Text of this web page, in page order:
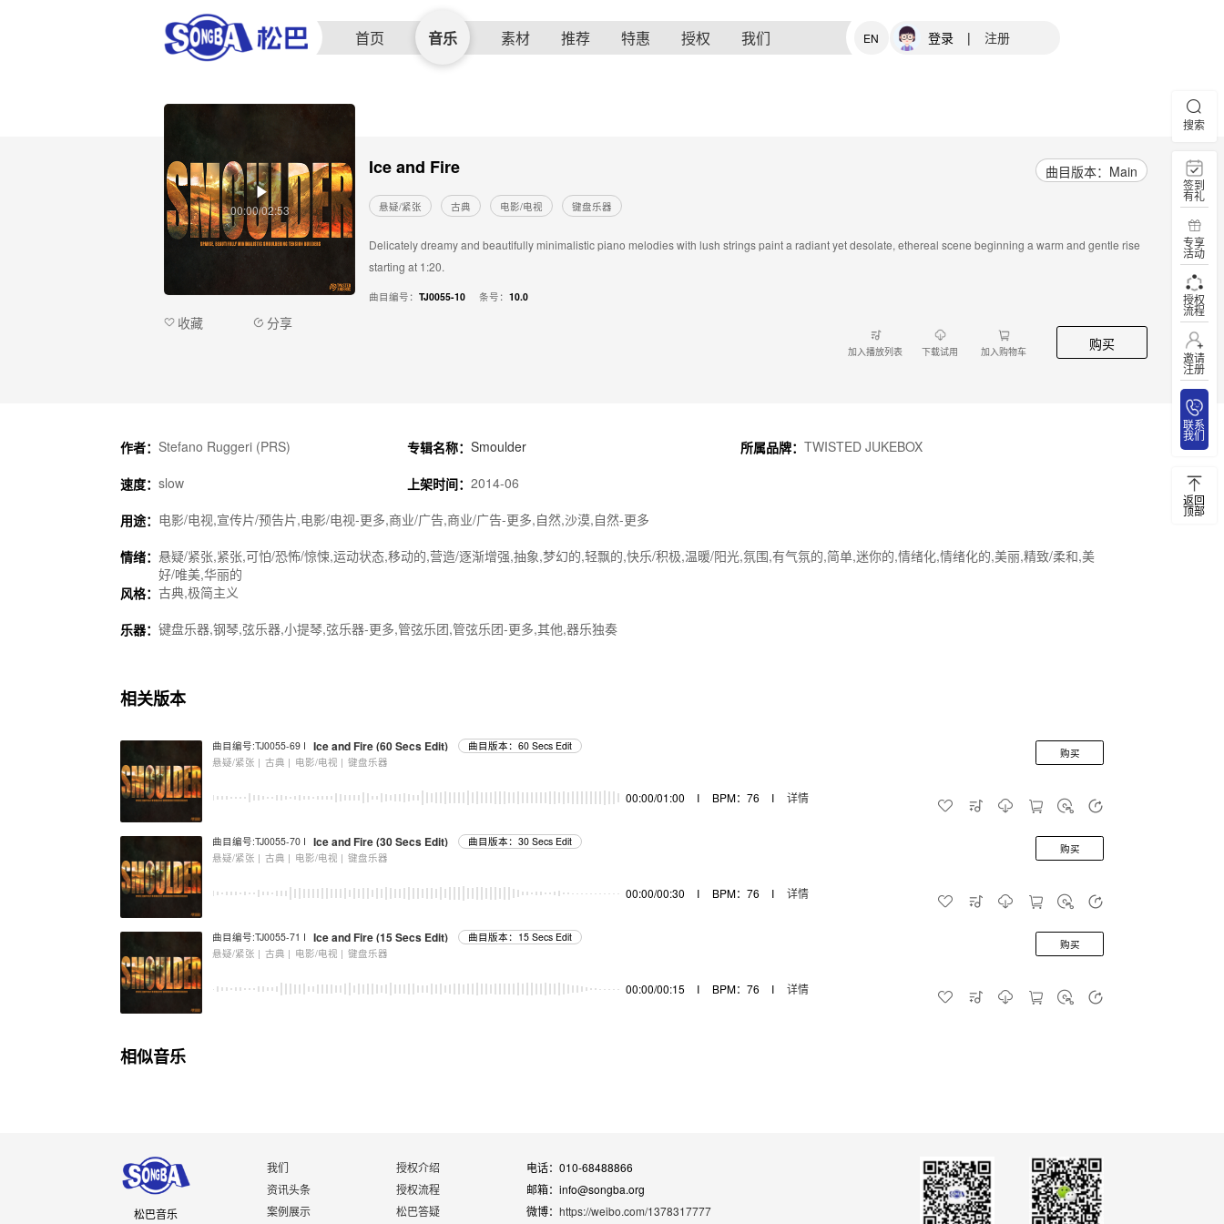
首页 音乐 素材 推荐 特惠 授权 我们 EN 登录 | 注册
Ice and Fire 曲目版本：Main
悬疑/紧张 古典 电影/电视 键盘乐器
Delicately dreamy and beautifully minimalistic piano melodies with lush strings paint a radiant yet desolate, ethereal scene beginning a warm and gentle rise
starting at 1:20.
曲目编号： TJ0055-10 条号： 10.0
加入播放列表 下载试用 加入购物车 购买
00:00/02:53
收藏 分享
作者： Stefano Ruggeri (PRS) 专辑名称： Smoulder 所属品牌： TWISTED JUKEBOX
速度： slow 上架时间： 2014-06
用途： 电影/电视,宣传片/预告片,电影/电视-更多,商业/广告,商业/广告-更多,自然,沙漠,自然-更多
情绪： 悬疑/紧张,紧张,可怕/恐怖/惊悚,运动状态,移动的,营造/逐渐增强,抽象,梦幻的,轻飘的,快乐/积极,温暖/阳光,氛围,有气氛的,简单,迷你的,情绪化,情绪化的,美丽,精致/柔和,美
好/唯美,华丽的
风格： 古典,极简主义
乐器： 键盘乐器,钢琴,弦乐器,小提琴,弦乐器-更多,管弦乐团,管弦乐团-更多,其他,器乐独奏
相关版本
曲目编号:TJ0055-69 I Ice and Fire (60 Secs Edit)
曲目版本：60 Secs Edit
悬疑/紧张 | 古典 | 电影/电视 | 键盘乐器
00:00/01:00 I BPM：76 I 详情
购买
曲目编号:TJ0055-70 I Ice and Fire (30 Secs Edit)
曲目版本：30 Secs Edit
悬疑/紧张 | 古典 | 电影/电视 | 键盘乐器
00:00/00:30 I BPM：76 I 详情
购买
曲目编号:TJ0055-71 I Ice and Fire (15 Secs Edit)
曲目版本：15 Secs Edit
悬疑/紧张 | 古典 | 电影/电视 | 键盘乐器
00:00/00:15 I BPM：76 I 详情
购买
相似音乐
松巴音乐
我们
资讯头条
案例展示
授权介绍
授权流程
松巴答疑
电话：010-68488866
邮箱：info@songba.org
微博： https://weibo.com/1378317777
搜索
签到
有礼
专享
活动
授权
流程
邀请
注册
联系
我们
返回
顶部